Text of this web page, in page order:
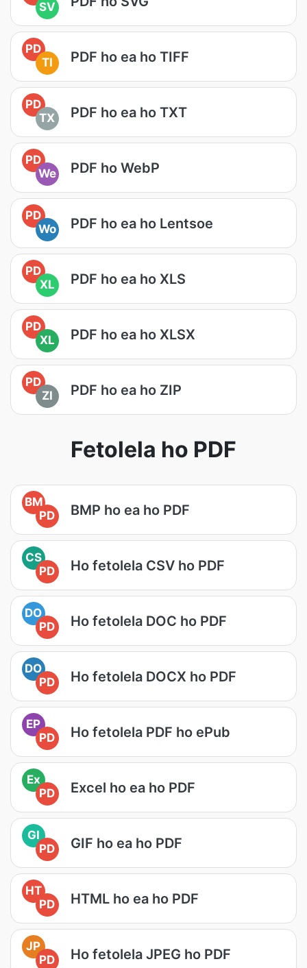
SV
PD
TI
PDF ho ea ho TIFF
PD
TX
PDF ho ea ho TXT
PD
We
PDF ho WebP
PD
Wo
PDF ho ea ho Lentsoe
PD
XL
PDF ho ea ho XLS
PD
XL
PDF ho ea ho XLSX
PD
ZI
PDF ho ea ho ZIP
Fetolela ho PDF
BM
PD
BMP ho ea ho PDF
CS
PD
Ho fetolela CSV ho PDF
DO
PD
Ho fetolela DOC ho PDF
DO
PD
Ho fetolela DOCX ho PDF
EP
PD
Ho fetolela PDF ho ePub
Ex
PD
Excel ho ea ho PDF
GI
PD
GIF ho ea ho PDF
HT
PD
HTML ho ea ho PDF
JP
PD
Ho fetolela JPEG ho PDF